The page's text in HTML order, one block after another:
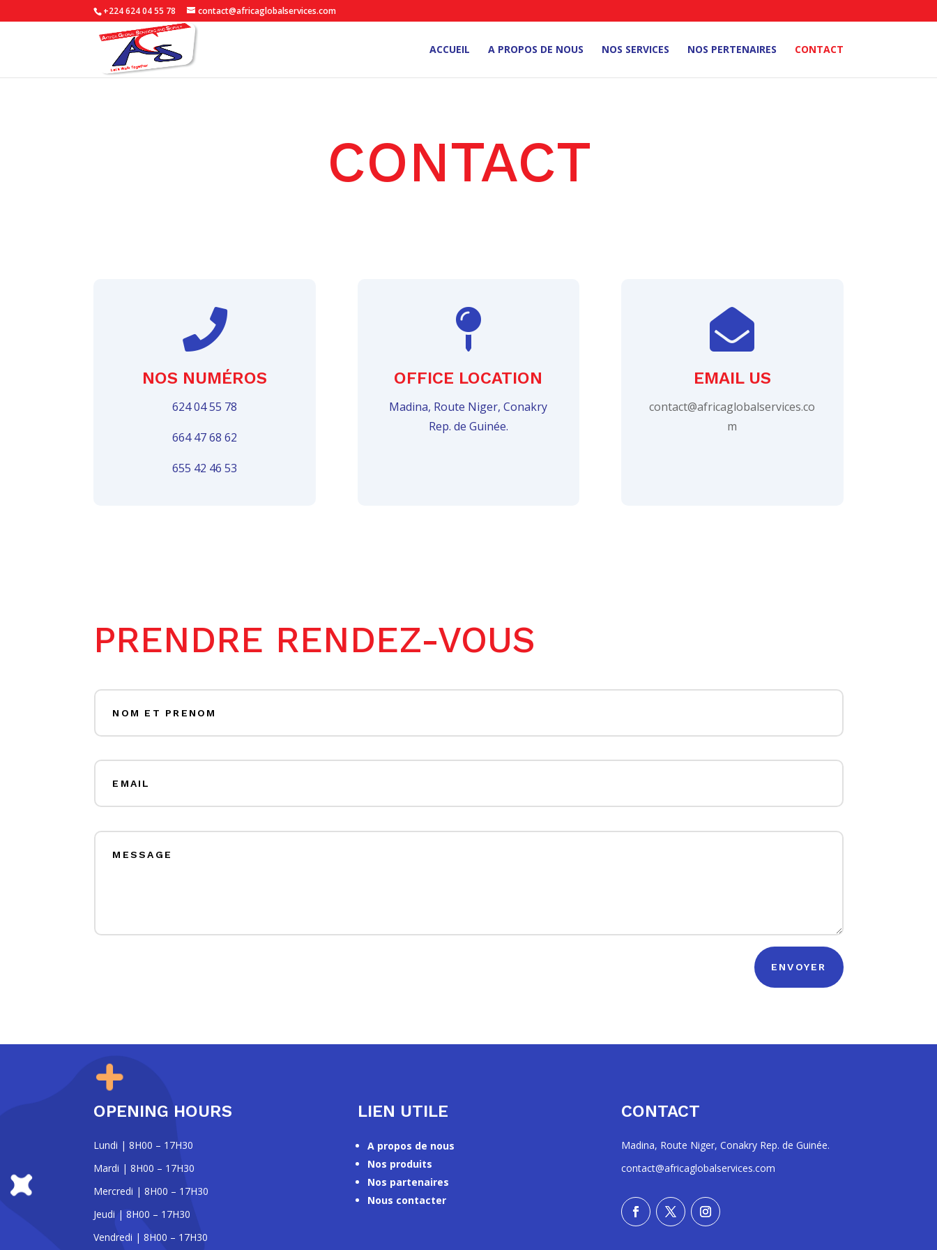
+224 624 04 55 78 contact@africaglobalservices.com
ACCUEIL A PROPOS DE NOUS NOS SERVICES NOS PERTENAIRES CONTACT
CONTACT

NOS NUMÉROS
624 04 55 78
664 47 68 62
655 42 46 53

OFFICE LOCATION
Madina, Route Niger, Conakry
Rep. de Guinée.

EMAIL US
contact@africaglobalservices.co
m
PRENDRE RENDEZ-VOUS
ENVOYER
OPENING HOURS
Lundi | 8H00 – 17H30
Mardi | 8H00 – 17H30
Mercredi | 8H00 – 17H30
Jeudi | 8H00 – 17H30
Vendredi | 8H00 – 17H30
LIEN UTILE
A propos de nous
Nos produits
Nos partenaires
Nous contacter
CONTACT
Madina, Route Niger, Conakry Rep. de Guinée.
contact@africaglobalservices.com